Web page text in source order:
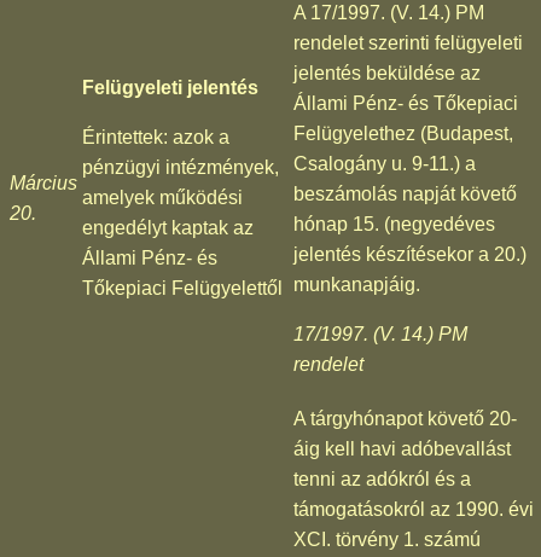
Március
20.
Felügyeleti jelentés
Érintettek: azok a
pénzügyi intézmények,
amelyek működési
engedélyt kaptak az
Állami Pénz- és
Tőkepiaci Felügyelettől
A 17/1997. (V. 14.) PM
rendelet szerinti felügyeleti
jelentés beküldése az
Állami Pénz- és Tőkepiaci
Felügyelethez (Budapest,
Csalogány u. 9-11.) a
beszámolás napját követő
hónap 15. (negyedéves
jelentés készítésekor a 20.)
munkanapjáig.
17/1997. (V. 14.) PM
rendelet
A tárgyhónapot követő 20-
áig kell havi adóbevallást
tenni az adókról és a
támogatásokról az 1990. évi
XCI. törvény 1. számú